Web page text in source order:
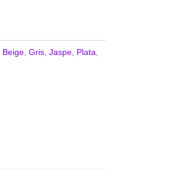
Beige, Gris, Jaspe, Plata,